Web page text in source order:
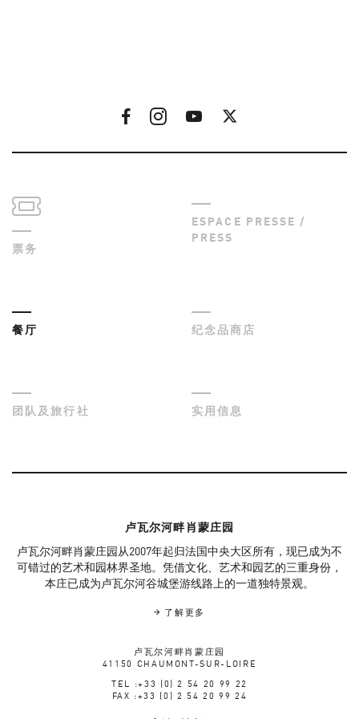
票务
ESPACE PRESSE /
PRESS
餐厅 纪念品商店
团队及旅行社 实用信息
卢瓦尔河畔肖蒙庄园
卢瓦尔河畔肖蒙庄园从2007年起归法国中央大区所有，现已成为不
可错过的艺术和园林界圣地。凭借文化、艺术和园艺的三重身份，
本庄已成为卢瓦尔河谷城堡游线路上的一道独特景观。
了解更多
卢瓦尔河畔肖蒙庄园
41150 CHAUMONT-SUR-LOIRE
TEL :+33 (0) 2 54 20 99 22
FAX :+33 (0) 2 54 20 99 24